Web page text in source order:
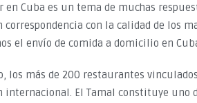
en Cuba es un tema de muchas
con la calidad de los
el envío de comida a domicilio en
los más de 200 restaurantes
internacional. El Tamal constituye uno